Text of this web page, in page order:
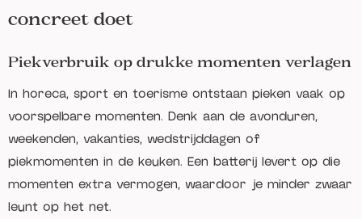
concreet doet
Piekverbruik op drukke momenten verlagen
In horeca, sport en toerisme ontstaan pieken vaak op
voorspelbare momenten. Denk aan de avonduren,
weekenden, vakanties, wedstrijddagen of
piekmomenten in de keuken. Een batterij levert op die
momenten extra vermogen, waardoor je minder zwaar
leunt op het net.